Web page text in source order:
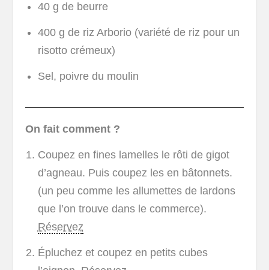
40 g de beurre
400 g de riz Arborio (variété de riz pour un
risotto crémeux)
Sel, poivre du moulin
On fait comment ?
Coupez en fines lamelles le rôti de gigot
d’agneau. Puis coupez les en bâtonnets.
(un peu comme les allumettes de lardons
que l’on trouve dans le commerce).
Réservez
Épluchez et coupez en petits cubes